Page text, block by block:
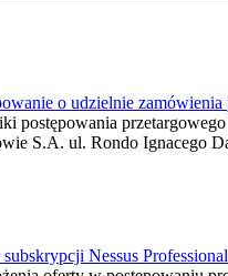
o udzielnie zamówienia
postępowania
S.A. ul. Rondo Ignacego
Nessus